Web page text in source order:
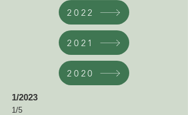
2022
2021
2020
1/2023
1/5